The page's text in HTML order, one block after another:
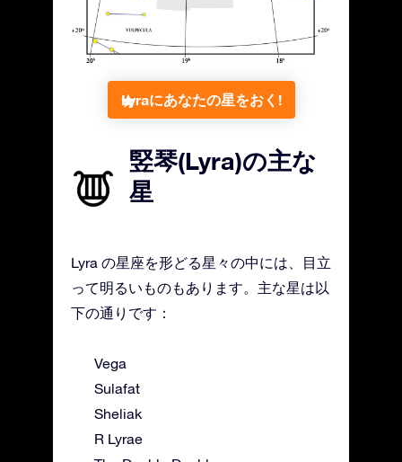
Lyraにあなたの星をおく!
竪琴(Lyra)の主な
星
Lyra の星座を形どる星々の中には、目立
って明るいものもあります。主な星は以
下の通りです：
Vega
Sulafat
Sheliak
R Lyrae